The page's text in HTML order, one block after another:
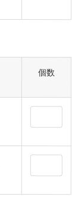
個数